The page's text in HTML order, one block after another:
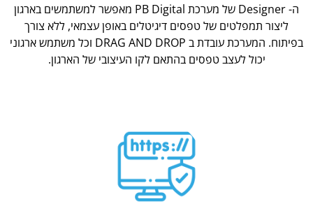
ה- Designer של מערכת PB Digital מאפשר למשתמשים בארגון
ליצור תמפלטים של טפסים דיגיטלים באופן עצמאי, ללא צורך
בפיתוח. המערכת עובדת ב DRAG AND DROP וכל משתמש ארגוני
יכול לעצב טפסים בהתאם לקו העיצובי של הארגון.